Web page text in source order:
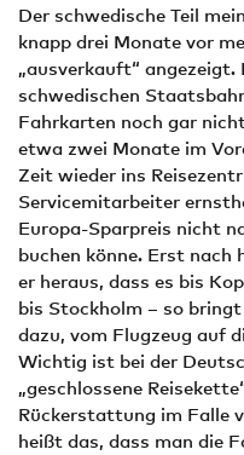
Der schwedische Teil
knapp drei Monate vor
„ausverkauft“ angezeigt.
schwedischen
Fahrkarten noch gar
etwa zwei Monate im
Zeit wieder ins
Servicemitarbeiter
Europa-Sparpreis nicht
buchen könne. Erst
er heraus, dass es bis
bis Stockholm – so
dazu, vom Flugzeug auf
Wichtig ist bei der
„geschlossene
Rückerstattung im Falle
heißt das, dass man die